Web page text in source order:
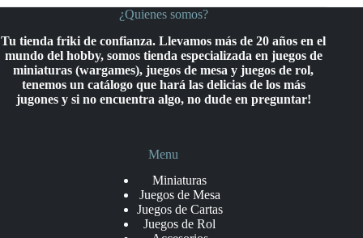
¿Quienes somos?
Tu tienda friki de confianza. Llevamos más de 20 años en el
mundo del hobby, somos tienda especializada en juegos de
miniaturas (wargames), juegos de mesa y juegos de rol,
tenemos un catálogo que hará las delicias de los más
jugones y si no encuentra algo, no dude en preguntar!
Menu
Miniaturas
Juegos de Mesa
Juegos de Cartas
Juegos de Rol